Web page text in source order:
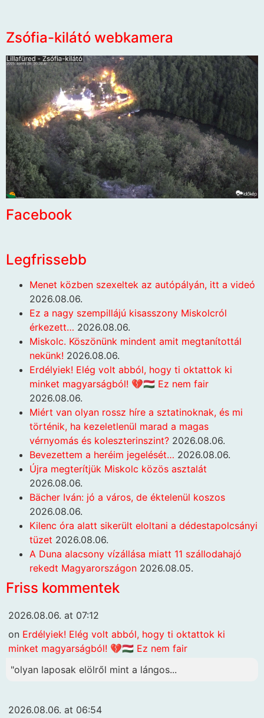
Zsófia-kilátó webkamera
Facebook
Legfrissebb
Menet közben szexeltek az autópályán, itt a videó
2026.08.06.
Ez a nagy szempillájú kisasszony Miskolcról
érkezett… 2026.08.06.
Miskolc. Köszönünk mindent amit megtanítottál
nekünk! 2026.08.06.
Erdélyiek! Elég volt abból, hogy ti oktattok ki
minket magyarságból! 💔🇭🇺 Ez nem fair
2026.08.06.
Miért van olyan rossz híre a sztatinoknak, és mi
történik, ha kezeletlenül marad a magas
vérnyomás és koleszterinszint? 2026.08.06.
Bevezettem a heréim jegelését… 2026.08.06.
Újra megterítjük Miskolc közös asztalát
2026.08.06.
Bächer Iván: jó a város, de éktelenül koszos
2026.08.06.
Kilenc óra alatt sikerült eloltani a dédestapolcsányi
tüzet 2026.08.06.
A Duna alacsony vízállása miatt 11 szállodahajó
rekedt Magyarországon 2026.08.05.
Friss kommentek
2026.08.06. at 07:12
on Erdélyiek! Elég volt abból, hogy ti oktattok ki
minket magyarságból! 💔🇭🇺 Ez nem fair
"olyan laposak elölről mint a lángos...
2026.08.06. at 06:54